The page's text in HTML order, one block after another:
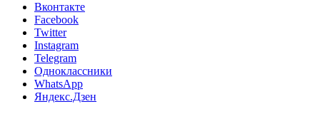
Вконтакте
Facebook
Twitter
Instagram
Telegram
Одноклассники
WhatsApp
Яндекс.Дзен